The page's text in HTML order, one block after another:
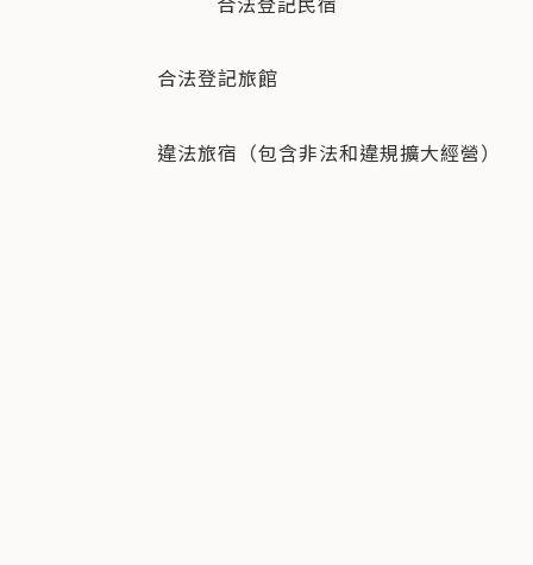
合法登記旅館
違法旅宿（包含非法和違規擴大經營）